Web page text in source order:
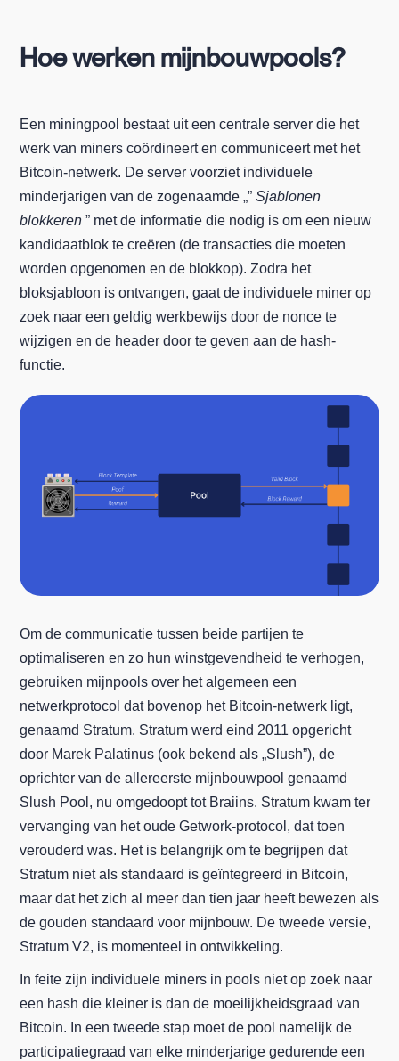
Hoe werken mijnbouwpools?
Een miningpool bestaat uit een centrale server die het
werk van miners coördineert en communiceert met het
Bitcoin-netwerk. De server voorziet individuele
minderjarigen van de zogenaamde „”Sjablonen
blokkeren ” met de informatie die nodig is om een nieuw
kandidaatblok te creëren (de transacties die moeten
worden opgenomen en de blokkop). Zodra het
bloksjabloon is ontvangen, gaat de individuele miner op
zoek naar een geldig werkbewijs door de nonce te
wijzigen en de header door te geven aan de hash-
functie.
Om de communicatie tussen beide partijen te
optimaliseren en zo hun winstgevendheid te verhogen,
gebruiken mijnpools over het algemeen een
netwerkprotocol dat bovenop het Bitcoin-netwerk ligt,
genaamd Stratum. Stratum werd eind 2011 opgericht
door Marek Palatinus (ook bekend als „Slush”), de
oprichter van de allereerste mijnbouwpool genaamd
Slush Pool, nu omgedoopt tot Braiins. Stratum kwam ter
vervanging van het oude Getwork-protocol, dat toen
verouderd was. Het is belangrijk om te begrijpen dat
Stratum niet als standaard is geïntegreerd in Bitcoin,
maar dat het zich al meer dan tien jaar heeft bewezen als
de gouden standaard voor mijnbouw. De tweede versie,
Stratum V2, is momenteel in ontwikkeling.
In feite zijn individuele miners in pools niet op zoek naar
een hash die kleiner is dan de moeilijkheidsgraad van
Bitcoin. In een tweede stap moet de pool namelijk de
participatiegraad van elke minderjarige gedurende een